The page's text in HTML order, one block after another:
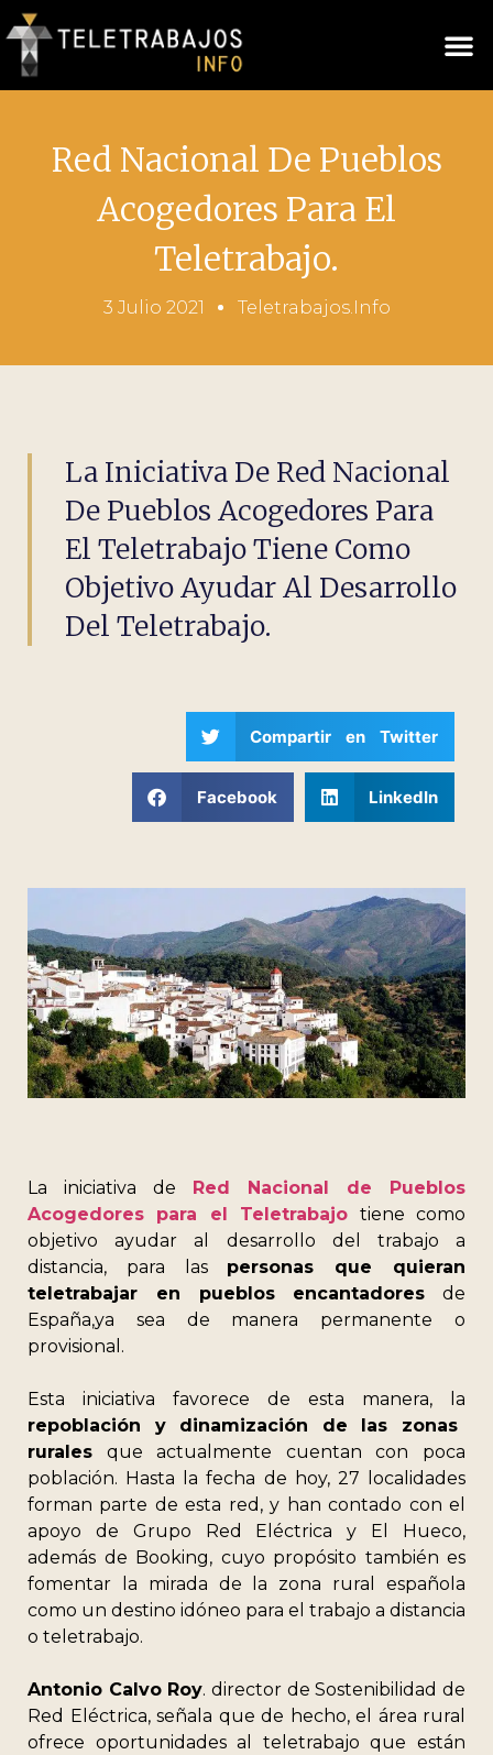
Red Nacional De Pueblos
Acogedores Para El
Teletrabajo.
3 Julio 2021 Teletrabajos.info
La Iniciativa De Red Nacional
De Pueblos Acogedores Para
El Teletrabajo Tiene Como
Objetivo Ayudar Al Desarrollo
Del Teletrabajo.
Compartir en Twitter
Facebook LinkedIn
La iniciativa de Red Nacional de Pueblos
Acogedores para el Teletrabajo tiene como
objetivo ayudar al desarrollo del trabajo a
distancia, para las personas que quieran
teletrabajar en pueblos encantadores de
España,ya sea de manera permanente o
provisional.
Esta iniciativa favorece de esta manera, la
repoblación y dinamización de las zonas
rurales que actualmente cuentan con poca
población. Hasta la fecha de hoy, 27 localidades
forman parte de esta red, y han contado con el
apoyo de Grupo Red Eléctrica y El Hueco,
además de Booking, cuyo propósito también es
fomentar la mirada de la zona rural española
como un destino idóneo para el trabajo a distancia
o teletrabajo.
Antonio Calvo Roy. director de Sostenibilidad de
Red Eléctrica, señala que de hecho, el área rural
ofrece oportunidades al teletrabajo que están